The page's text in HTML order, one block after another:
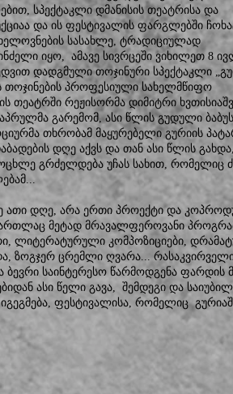
სპექტაკლი დმანისის თეატრისა და
და ის ფესტივალის ფარგლებში
ხელოვნების სასახლე, ტრადიციულად
იყო, ამავე სივრცეში ვიხილეთ 8
დადგმული თოჯინური სპექტაკლი
თოჯინების პროფესიული სახელმწიფო
თეატრში რეჟისორმა დიმიტრი
გარემომ, ასი წლის გუდული
თხრობამ მაყურებელი გურიის
დღე აქვს და თან ასი წლის
გრძელდება უჩას სახით, რომელიც
ათი დღე, არა ერთი პროექტი და
მეტად მრავალფეროვანი
ლიტერატურული კომპოზიციები,
ზოგჯერ ცრემლი ღვარა...
საინტერესო წარმოდგენა ფარდის
ასი წელი გავა, შემდეგი და
ფესტივალისა, რომელიც